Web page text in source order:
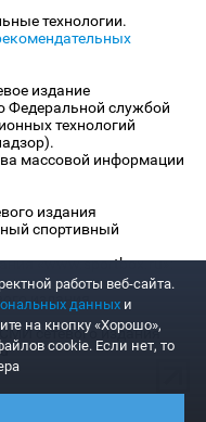
технологии.
издание
Федеральной службой
технологий
массовой информации
издания
спортивный
«www.sportbox.ru»:
издания
сетевого издания
работы веб-сайта.
данных и
на кнопку «Хорошо»,
cookie. Если нет, то